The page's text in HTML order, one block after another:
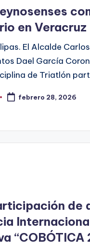
en Veracruz
El Alcalde
Dael García
de Triatlón
febrero 28, 2026
de
“COBÓTICA